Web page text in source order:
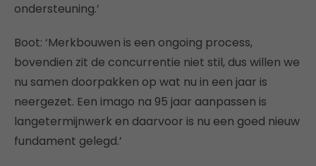
ondersteuning.’
Boot: ‘Merkbouwen is een ongoing process,
bovendien zit de concurrentie niet stil, dus willen we
nu samen doorpakken op wat nu in een jaar is
neergezet. Een imago na 95 jaar aanpassen is
langetermijnwerk en daarvoor is nu een goed nieuw
fundament gelegd.’